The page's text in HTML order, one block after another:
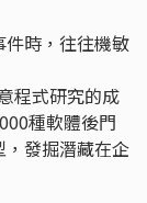
時，往往機敏
程式研究的成
種軟體後門
發掘潛藏在企